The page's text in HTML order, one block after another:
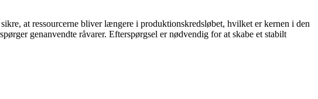
at ressourcerne bliver længere i produktionskredsløbet, hvilket er kernen i den
genanvendte råvarer. Efterspørgsel er nødvendig for at skabe et stabilt